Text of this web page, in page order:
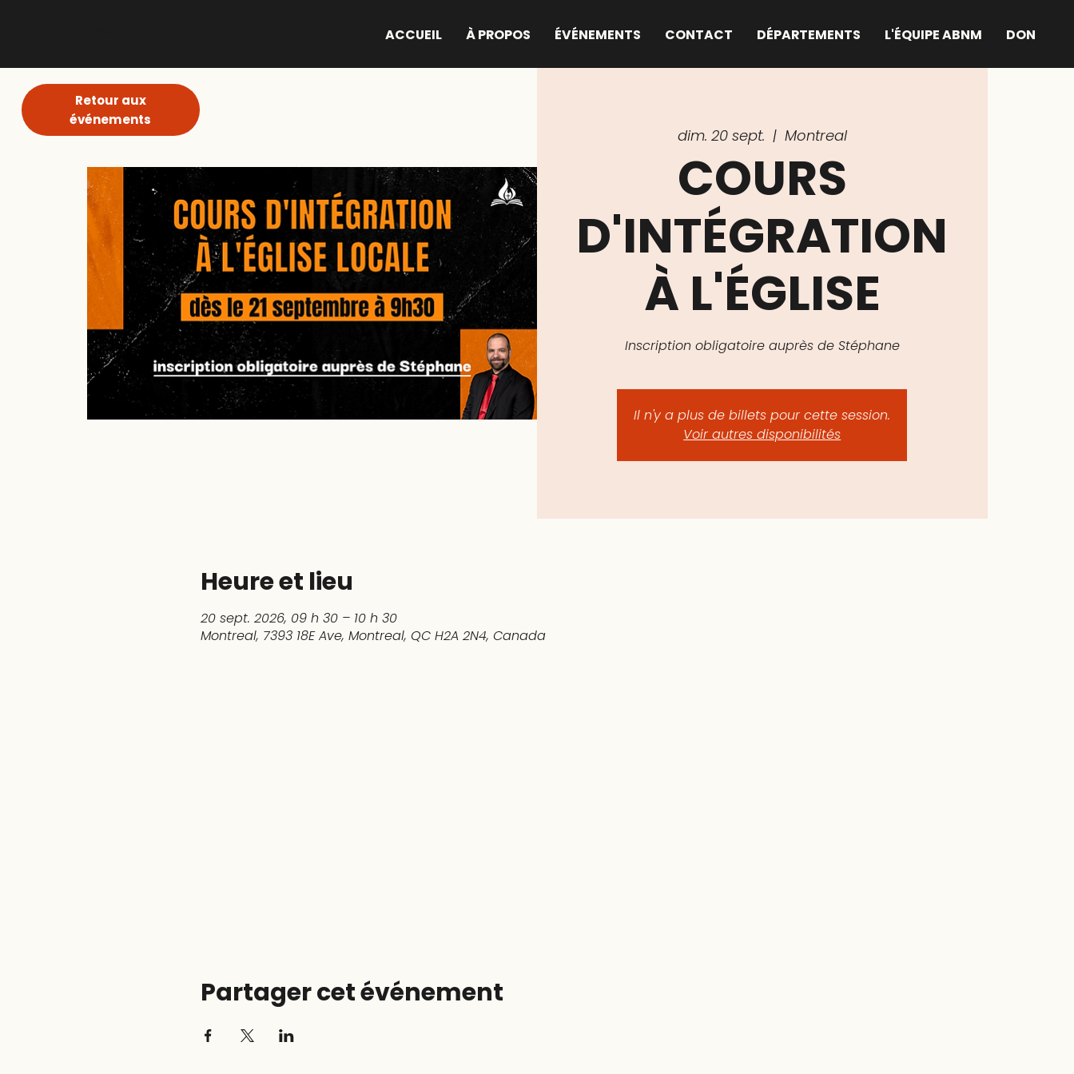
ACCUEIL À PROPOS ÉVÉNEMENTS CONTACT DÉPARTEMENTS L'ÉQUIPE ABNM DON
dim. 20 sept.
  |
Montreal
COURS
D'INTÉGRATION
À L'ÉGLISE
Inscription obligatoire auprès de Stéphane
Il n'y a plus de billets pour cette session.
Voir autres disponibilités
Heure et lieu
20 sept. 2026, 09 h 30 – 10 h 30
Montreal, 7393 18E Ave, Montreal, QC H2A 2N4, Canada
Partager cet événement
Retour aux
événements